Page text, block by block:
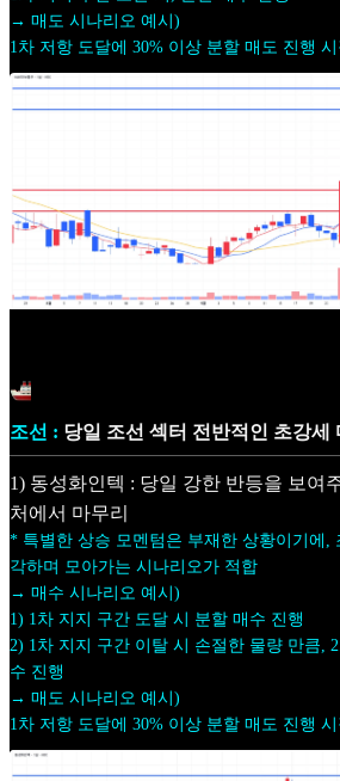
→ 매도 시나리오 예시)
1차 저항 도달에 30% 이상 분할 매도 진행
조선 : 당일 조선 섹터 전반적인 초강세
1) 동성화인텍 : 당일 강한 반등을 보여
처에서 마무리
* 특별한 상승 모멘텀은 부재한 상황이기에,
각하며 모아가는 시나리오가 적합
→ 매수 시나리오 예시)
1) 1차 지지 구간 도달 시 분할 매수 진행
2) 1차 지지 구간 이탈 시 손절한 물량 만큼,
수 진행
→ 매도 시나리오 예시)
1차 저항 도달에 30% 이상 분할 매도 진행